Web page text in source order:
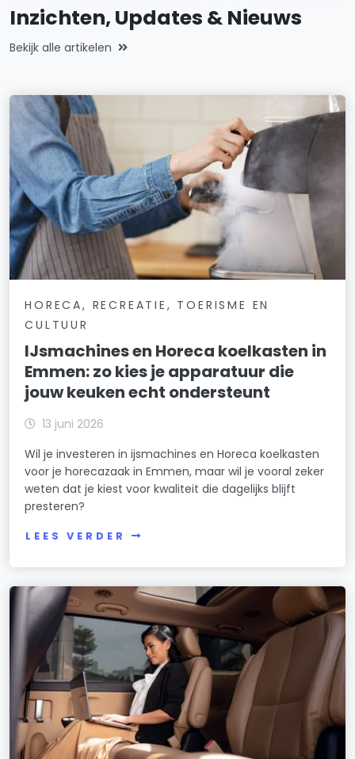
Inzichten, Updates & Nieuws
Bekijk alle artikelen
HORECA, RECREATIE, TOERISME EN
CULTUUR
IJsmachines en Horeca koelkasten in
Emmen: zo kies je apparatuur die
jouw keuken echt ondersteunt
13 juni 2026
Wil je investeren in ijsmachines en Horeca koelkasten
voor je horecazaak in Emmen, maar wil je vooral zeker
weten dat je kiest voor kwaliteit die dagelijks blijft
presteren?
LEES VERDER